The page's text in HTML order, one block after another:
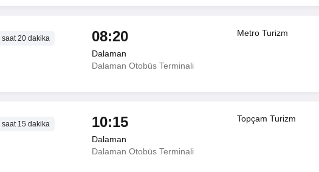
saat20 dakika 08:20
Dalaman
Dalaman Otobüs Terminali
Metro Turizm
saat15 dakika 10:15
Dalaman
Dalaman Otobüs Terminali
Topçam Turizm